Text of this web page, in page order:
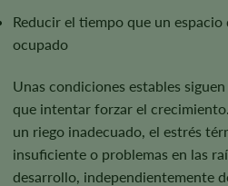
Reducir el tiempo que un
ocupado
Unas condiciones estables
que intentar forzar el
un riego inadecuado, el estrés
insuficiente o problemas en las
desarrollo, independientemente